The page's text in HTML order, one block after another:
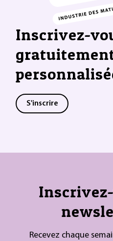
Inscrivez-
S'inscrire
Recevez chaque